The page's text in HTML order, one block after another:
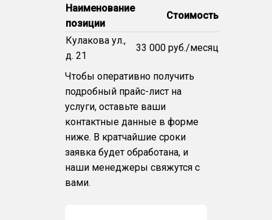
Наименование
позиции
Стоимость
Кулакова ул.,
д. 21
33 000 руб./месяц
Чтобы оперативно получить
подробный прайс-лист на
услуги, оставьте ваши
контактные данные в форме
ниже. В кратчайшие сроки
заявка будет обработана, и
наши менеджеры свяжутся с
вами.